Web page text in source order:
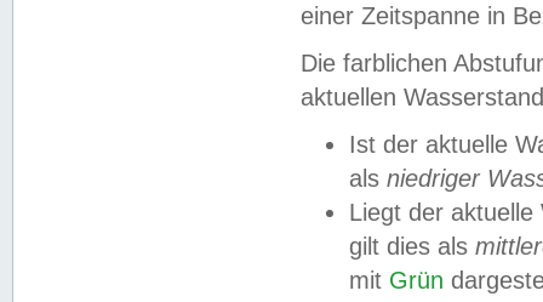
einer Zeitspanne in
Die farblichen
aktuellen
Ist der aktuelle
als niedriger
Liegt der
gilt dies als
mit Grün